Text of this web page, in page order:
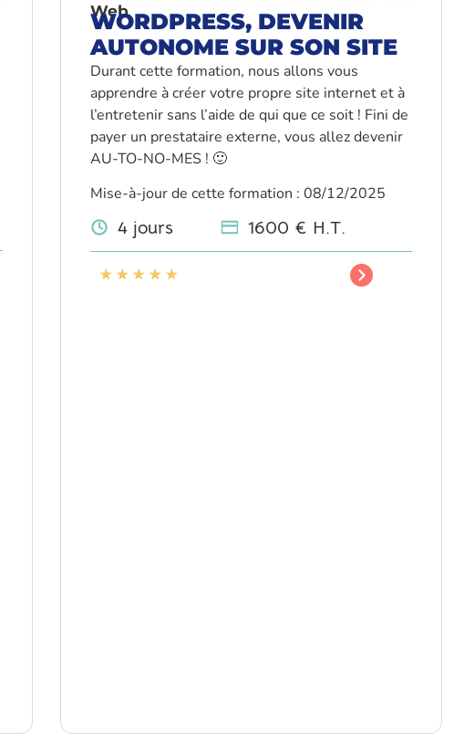
Web
WORDPRESS, DEVENIR
AUTONOME SUR SON SITE
Durant cette formation, nous allons vous
apprendre à créer votre propre site internet et à
l’entretenir sans l’aide de qui que ce soit ! Fini de
payer un prestataire externe, vous allez devenir
AU-TO-NO-MES ! 🙂
Mise-à-jour de cette formation : 08/12/2025
4 jours 1600 € H.T.
★ ★ ★ ★ ★